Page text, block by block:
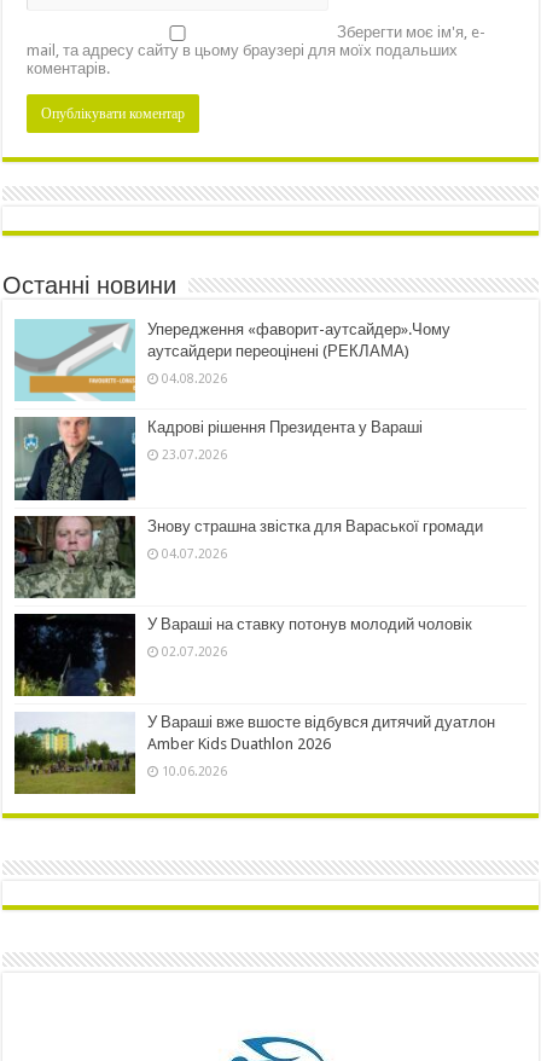
Зберегти моє ім'я, e-
mail, та адресу сайту в цьому браузері для моїх подальших
коментарів.
Останні новини
Упередження «фаворит-аутсайдер».Чому
аутсайдери переоцінені (РЕКЛАМА)
04.08.2026
Кадрові рішення Президента у Вараші
23.07.2026
Знову страшна звістка для Вараської громади
04.07.2026
У Вараші на ставку потонув молодий чоловік
02.07.2026
У Вараші вже вшосте відбувся дитячий дуатлон
Amber Kids Duathlon 2026
10.06.2026